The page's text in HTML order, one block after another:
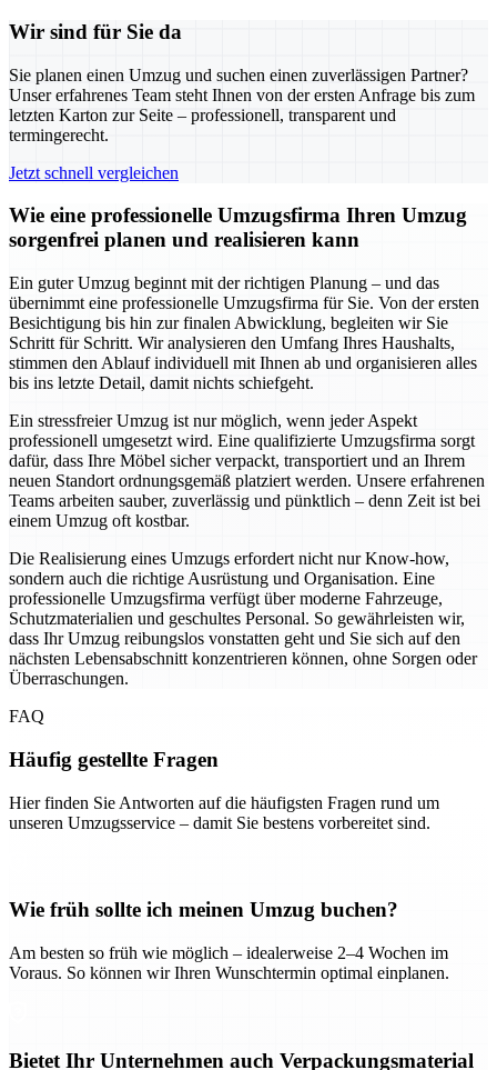
Wir sind für Sie da
Sie planen einen Umzug und suchen einen zuverlässigen Partner?
Unser erfahrenes Team steht Ihnen von der ersten Anfrage bis zum
letzten Karton zur Seite – professionell, transparent und
termingerecht.
Jetzt schnell vergleichen
Wie eine professionelle Umzugsfirma Ihren Umzug
sorgenfrei planen und realisieren kann
Ein guter Umzug beginnt mit der richtigen Planung – und das
übernimmt eine professionelle Umzugsfirma für Sie. Von der ersten
Besichtigung bis hin zur finalen Abwicklung, begleiten wir Sie
Schritt für Schritt. Wir analysieren den Umfang Ihres Haushalts,
stimmen den Ablauf individuell mit Ihnen ab und organisieren alles
bis ins letzte Detail, damit nichts schiefgeht.
Ein stressfreier Umzug ist nur möglich, wenn jeder Aspekt
professionell umgesetzt wird. Eine qualifizierte Umzugsfirma sorgt
dafür, dass Ihre Möbel sicher verpackt, transportiert und an Ihrem
neuen Standort ordnungsgemäß platziert werden. Unsere erfahrenen
Teams arbeiten sauber, zuverlässig und pünktlich – denn Zeit ist bei
einem Umzug oft kostbar.
Die Realisierung eines Umzugs erfordert nicht nur Know-how,
sondern auch die richtige Ausrüstung und Organisation. Eine
professionelle Umzugsfirma verfügt über moderne Fahrzeuge,
Schutzmaterialien und geschultes Personal. So gewährleisten wir,
dass Ihr Umzug reibungslos vonstatten geht und Sie sich auf den
nächsten Lebensabschnitt konzentrieren können, ohne Sorgen oder
Überraschungen.
FAQ
Häufig gestellte Fragen
Hier finden Sie Antworten auf die häufigsten Fragen rund um
unseren Umzugsservice – damit Sie bestens vorbereitet sind.
Wie früh sollte ich meinen Umzug buchen?
Am besten so früh wie möglich – idealerweise 2–4 Wochen im
Voraus. So können wir Ihren Wunschtermin optimal einplanen.
Bietet Ihr Unternehmen auch Verpackungsmaterial